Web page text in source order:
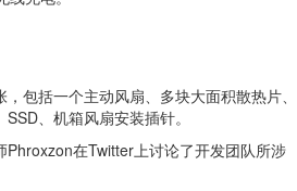
括一个主动风扇、多块大面积散热片、
、机箱风扇安装插针。
在Twitter上讨论了开发团队所涉